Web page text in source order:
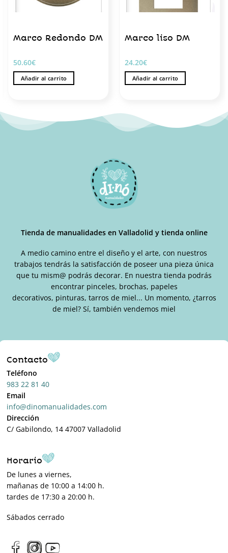
Marco Redondo DM
50.60€
Añadir al carrito
Marco liso DM
24.20€
Añadir al carrito
Tienda de manualidades en Valladolid y tienda online
A medio camino entre el diseño y el arte, con nuestros
trabajos tendrás la satisfacción de poseer una pieza única
que tu mism@ podrás decorar. En nuestra tienda podrás
encontrar pinceles, brochas, papeles
decorativos, pinturas, tarros de miel... Un momento, ¿tarros
de miel? Sí, también vendemos miel
Contacto
Teléfono
983 22 81 40
Email
info@dinomanualidades.com
Dirección
C/ Gabilondo, 14 47007 Valladolid
Horario
De lunes a viernes,
mañanas de 10:00 a 14:00 h.
tardes de 17:30 a 20:00 h.
Sábados cerrado